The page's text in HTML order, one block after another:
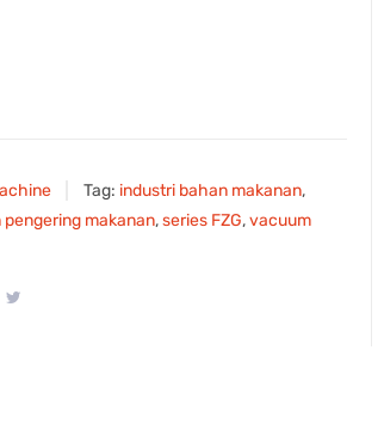
Tag: industri bahan makanan,
pengering makanan,series FZG,vacuum